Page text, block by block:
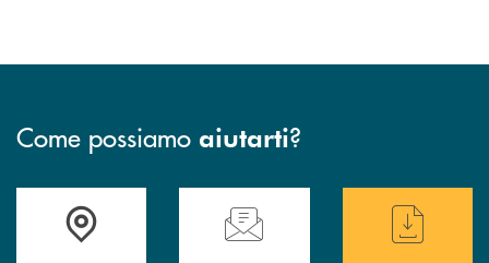
Come possiamo aiutarti?
Trova la filiale più vicina a teHai bisogno di assistenza immediata ?
Hai bisogno di